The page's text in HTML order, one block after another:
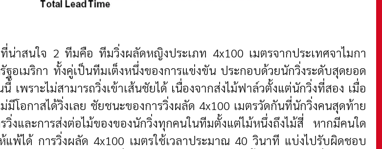
สนใจ 2 ทีมคือ ทีมวิ่งผลัดหญิงประเภท 4x100 เมตรจากประเทศจาไมกา
อเมริกา ทั้งคู่เป็นทีมเต็งหนึ่งของการแข่งขัน ประกอบด้วยนักวิ่งระดับสุดยอด
พราะไม่สามารถวิ่งเข้าเส้นชัยได้ เนื่องจากส่งไม้ฟาล์วตั้งแต่นักวิ่งที่สอง เมื่อ
โอกาสได้วิ่งเลย ชัยชนะของการวิ่งผลัด 4x100 เมตรวัดกันที่นักวิ่งคนสุดท้าย
งและการส่งต่อไม้ของของนักวิ่งทุกคนในทีมตั้งแต่ไม้หนึ่งถึงไม้สี่ หากมีคนใด
แพ้ได้ การวิ่งผลัด 4x100 เมตรใช้เวลาประมาณ 40 วินาที แบ่งไปรับผิดชอบ